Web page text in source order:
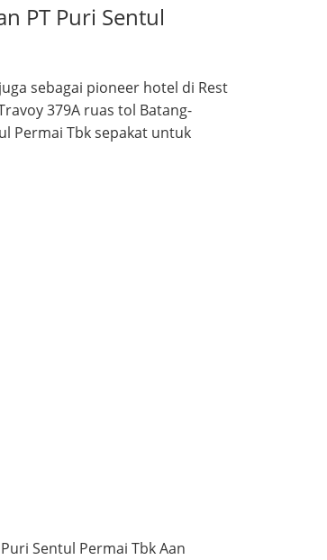
PT Puri Sentul
sebagai pioneer hotel di Rest
379A ruas tol Batang-
Permai Tbk sepakat untuk
Sentul Permai Tbk Aan